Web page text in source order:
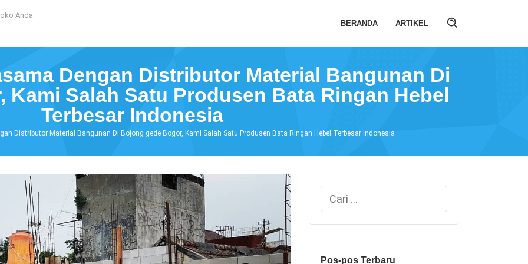
Anda
BERANDA
ARTIKEL
Dengan Distributor Material Bangunan Di
Kami Salah Satu Produsen Bata Ringan Hebel
Terbesar Indonesia
Distributor Material Bangunan Di Bojong gede Bogor, Kami Salah Satu Produsen Bata Ringan Hebel Terbesar Indonesia
Cari
untuk:
Pos-pos Terbaru